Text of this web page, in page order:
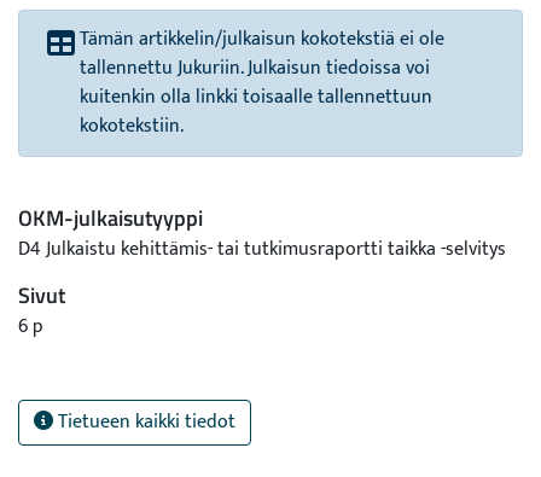
Tämän artikkelin/julkaisun kokotekstiä ei ole
tallennettu Jukuriin. Julkaisun tiedoissa voi
kuitenkin olla linkki toisaalle tallennettuun
kokotekstiin.
OKM-julkaisutyyppi
D4 Julkaistu kehittämis- tai tutkimusraportti taikka -selvitys
Sivut
6 p
Tietueen kaikki tiedot